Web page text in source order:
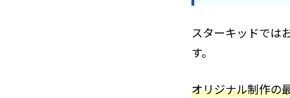
スターキッドでは
す。
オリジナル制作の